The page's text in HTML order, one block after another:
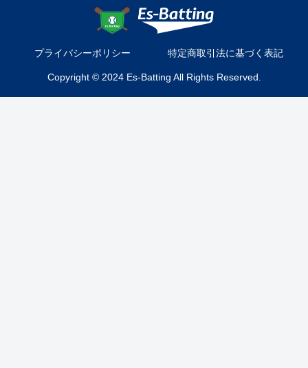
プライバシーポリシー 特定商取引法に基づく表記
Copyright © 2024 Es-Batting All Rights Reserved.